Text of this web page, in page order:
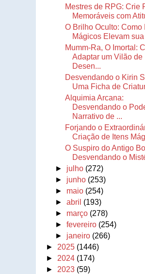
Mestres de RPG: Crie
Memoráveis com
O Brilho Oculto: Como
Mágicos Elevam
Mumm-Ra, O Imortal:
Adaptar um Vilão de
Desen...
Desvendando o Kirin
Uma Ficha de
Alquimia Arcana:
Desvendando o
Narrativo de ...
Forjando o
Criação de Itens
O Suspiro do Antigo
Desvendando o
► julho (272)
► junho (253)
► maio (254)
►abril (193)
► março (278)
►fevereiro (254)
► janeiro (266)
► 2025 (1446)
► 2024 (174)
► 2023 (59)